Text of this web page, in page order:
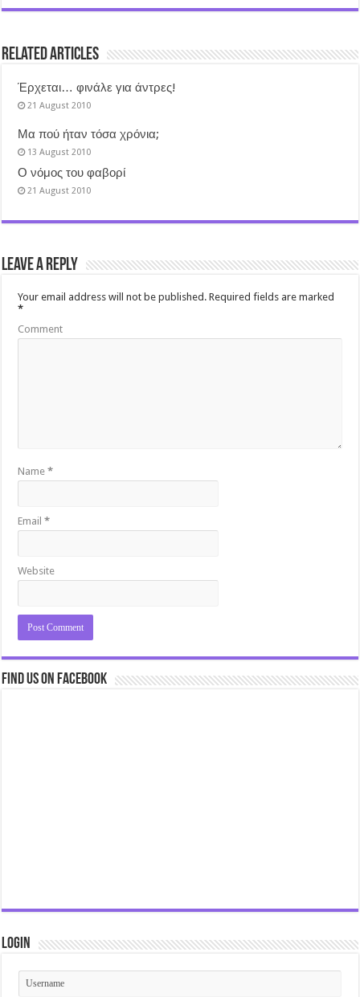
Related Articles
Έρχεται… φινάλε για άντρες!
21 August 2010
Μα πού ήταν τόσα χρόνια;
13 August 2010
Ο νόμος του φαβορί
21 August 2010
Leave a Reply
Your email address will not be published. Required fields are marked
*
Comment
Name*
Email*
Website
Find us on Facebook
Login